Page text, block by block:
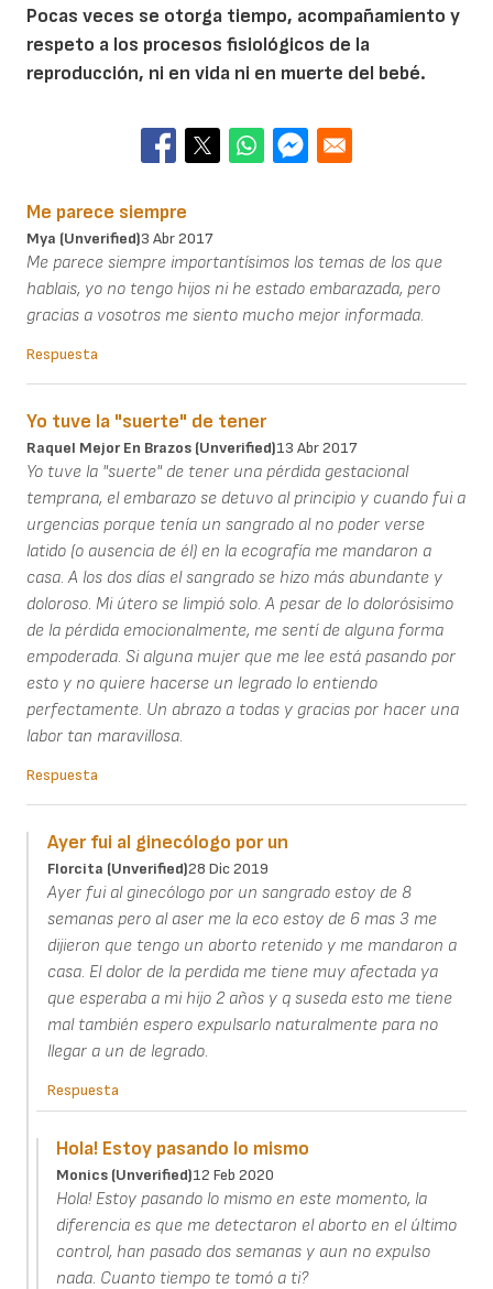
Pocas veces se otorga tiempo, acompañamiento y
respeto a los procesos fisiológicos de la
reproducción, ni en vida ni en muerte del bebé.
Me parece siempre
Mya (unverified)3 Abr 2017
Me parece siempre importantísimos los temas de los que
hablais, yo no tengo hijos ni he estado embarazada, pero
gracias a vosotros me siento mucho mejor informada.
Respuesta
Yo tuve la "suerte" de tener
Raquel Mejor En Brazos (unverified)13 Abr 2017
Yo tuve la "suerte" de tener una pérdida gestacional
temprana, el embarazo se detuvo al principio y cuando fui a
urgencias porque tenía un sangrado al no poder verse
latido (o ausencia de él) en la ecografía me mandaron a
casa. A los dos días el sangrado se hizo más abundante y
doloroso. Mi útero se limpió solo. A pesar de lo dolorósisimo
de la pérdida emocionalmente, me sentí de alguna forma
empoderada. Si alguna mujer que me lee está pasando por
esto y no quiere hacerse un legrado lo entiendo
perfectamente. Un abrazo a todas y gracias por hacer una
labor tan maravillosa.
Respuesta
Ayer fui al ginecólogo por un
Florcita (unverified)28 Dic 2019
Ayer fui al ginecólogo por un sangrado estoy de 8
semanas pero al aser me la eco estoy de 6 mas 3 me
dijieron que tengo un aborto retenido y me mandaron a
casa. El dolor de la perdida me tiene muy afectada ya
que esperaba a mi hijo 2 años y q suseda esto me tiene
mal también espero expulsarlo naturalmente para no
llegar a un de legrado.
Respuesta
Hola! Estoy pasando lo mismo
Monics (unverified)12 Feb 2020
Hola! Estoy pasando lo mismo en este momento, la
diferencia es que me detectaron el aborto en el último
control, han pasado dos semanas y aun no expulso
nada. Cuanto tiempo te tomó a ti?